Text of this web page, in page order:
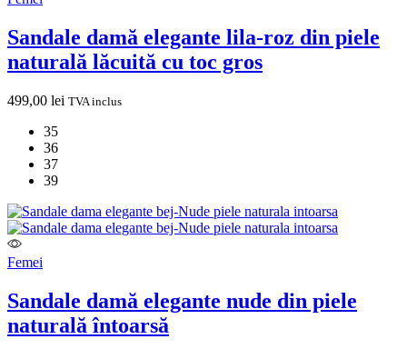
Sandale damă elegante lila‑roz din piele
naturală lăcuită cu toc gros
499,00 lei TVA inclus
35
36
37
39
Femei
Sandale damă elegante nude din piele
naturală întoarsă